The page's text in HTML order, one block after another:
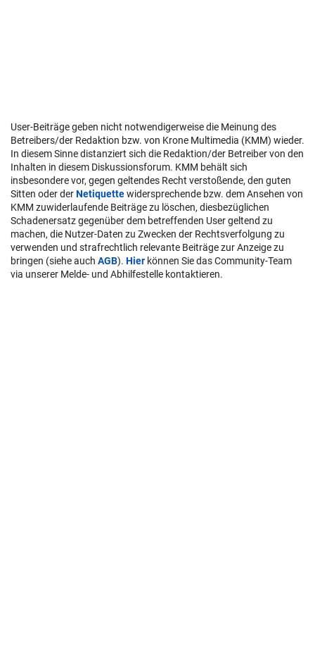
User-Beiträge geben nicht notwendigerweise die Meinung des
Betreibers/der Redaktion bzw. von Krone Multimedia (KMM) wieder.
In diesem Sinne distanziert sich die Redaktion/der Betreiber von den
Inhalten in diesem Diskussionsforum. KMM behält sich
insbesondere vor, gegen geltendes Recht verstoßende, den guten
Sitten oder derNetiquettewidersprechende bzw. dem Ansehen von
KMM zuwiderlaufende Beiträge zu löschen, diesbezüglichen
Schadenersatz gegenüber dem betreffenden User geltend zu
machen, die Nutzer-Daten zu Zwecken der Rechtsverfolgung zu
verwenden und strafrechtlich relevante Beiträge zur Anzeige zu
bringen (siehe auch AGB). Hier können Sie das Community-Team
via unserer Melde- und Abhilfestelle kontaktieren.